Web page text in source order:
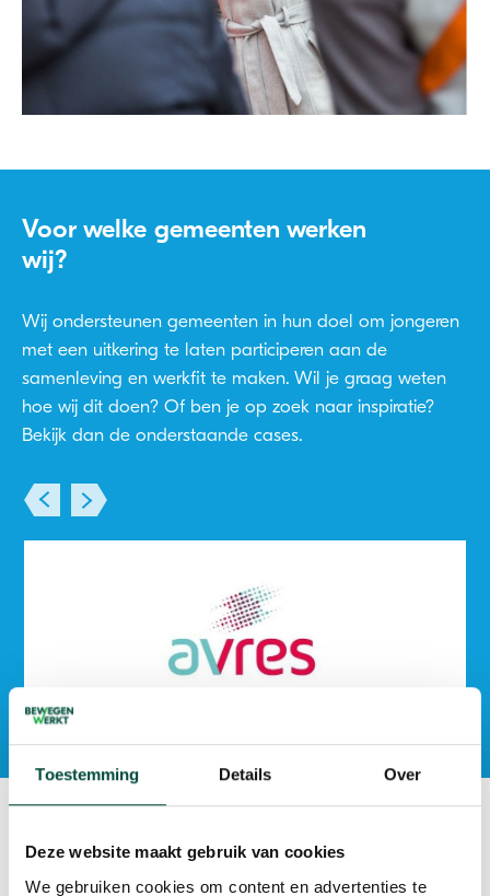
Toestemming Details Over
Deze website maakt gebruik van cookies
We gebruiken cookies om content en advertenties te
Voor welke gemeenten werken
wij?
Wij ondersteunen gemeenten in hun doel om jongeren
met een uitkering te laten participeren aan de
samenleving en werkfit te maken. Wil je graag weten
hoe wij dit doen? Of ben je op zoek naar inspiratie?
Bekijk dan de onderstaande cases.
dichterbij werk
''Een mooie eerste stap richting betaald werk.''
Lian Starmans, Werkcoach